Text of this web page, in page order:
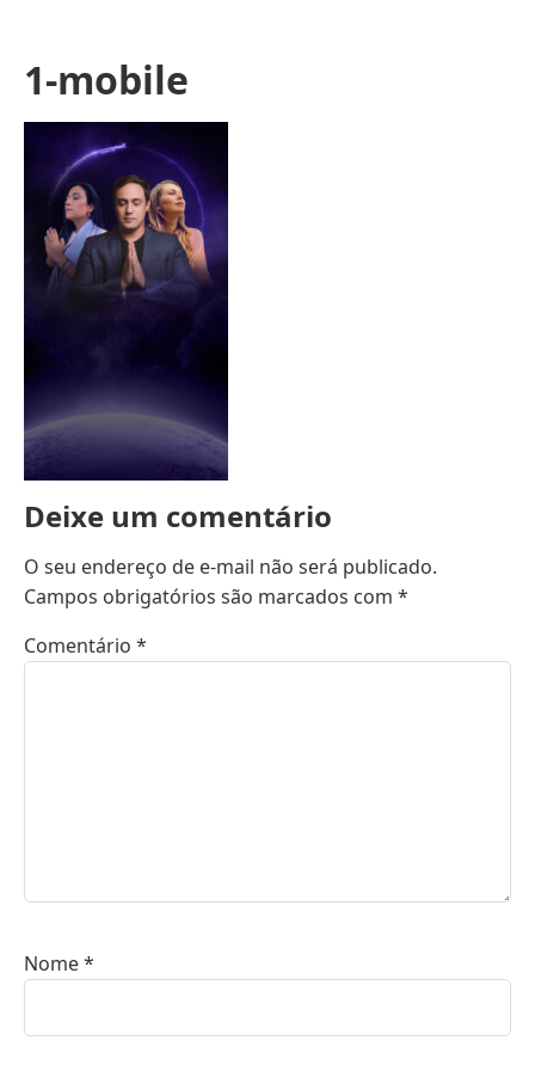
1-mobile
Deixe um comentário
O seu endereço de e-mail não será publicado.
Campos obrigatórios são marcados com *
Comentário *
Nome*